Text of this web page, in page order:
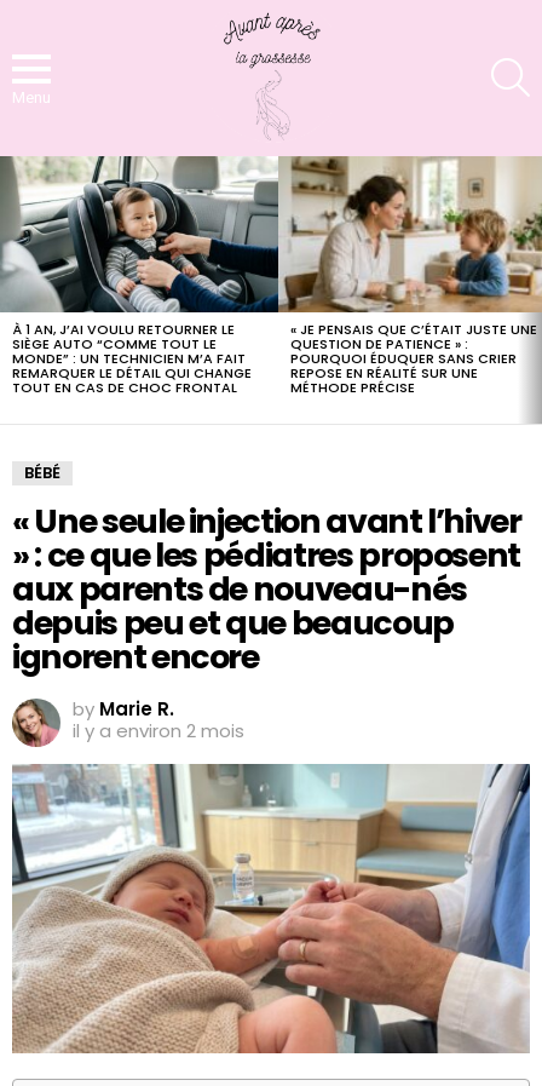
Menu
LATEST
STORIES
À 1 AN, J’AI VOULU RETOURNER LE
SIÈGE AUTO “COMME TOUT LE
MONDE” : UN TECHNICIEN M’A FAIT
REMARQUER LE DÉTAIL QUI CHANGE
TOUT EN CAS DE CHOC FRONTAL
« JE PENSAIS QUE C’ÉTAIT JUSTE UNE
QUESTION DE PATIENCE » :
POURQUOI ÉDUQUER SANS CRIER
REPOSE EN RÉALITÉ SUR UNE
MÉTHODE PRÉCISE
BÉBÉ
« Une seule injection avant l’hiver
» : ce que les pédiatres proposent
aux parents de nouveau-nés
depuis peu et que beaucoup
ignorent encore
by Marie R.
il y a environ 2 mois